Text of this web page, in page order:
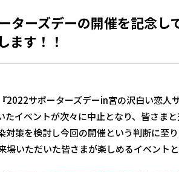
ターズデーの開催を記念し
ます！！
2022サポーターズデーin宮の沢白い恋人
イベントが次々に中止となり、皆さま
策を検討し今回の開催という判断に至り
いただいた皆さまが楽しめるイベント